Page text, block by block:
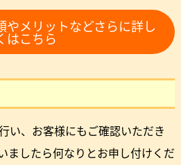
やメリットなどさらに詳し
はこちら
い、お客様にもご確認いただき
ましたら何なりとお申し付けくだ